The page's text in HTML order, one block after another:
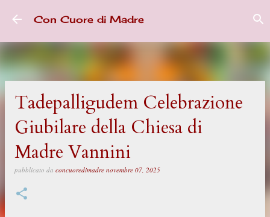
Passa ai contenuti principali
Con Cuore di Madre
Tadepalligudem Celebrazione
Giubilare della Chiesa di
Madre Vannini
pubblicato da concuoredimadre novembre 07, 2025